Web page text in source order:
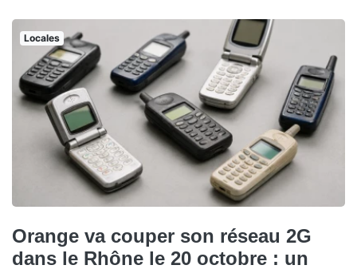
Locales
Orange va couper son réseau 2G
dans le Rhône le 20 octobre : un